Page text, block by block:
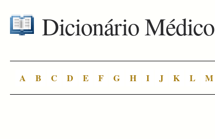
Dicionário Médico
A B C D E F G H I J K L M